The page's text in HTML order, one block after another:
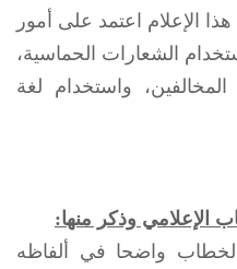
الإعلام اعتمد على أمور
الشعارات الحماسية،
واستخدام لغة
الإعلامي وذكر منها:
واضحا في ألفاظه